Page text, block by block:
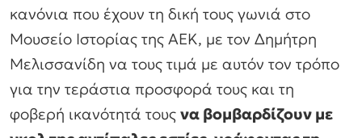
κανόνια που έχουν τη δική τους γωνιά στο
Μουσείο Ιστορίας της ΑΕΚ, με τον Δημήτρη
Μελισσανίδη να τους τιμά με αυτόν τον τρόπο
για την τεράστια προσφορά τους και τη
φοβερή ικανότητά τους να βομβαρδίζουν με